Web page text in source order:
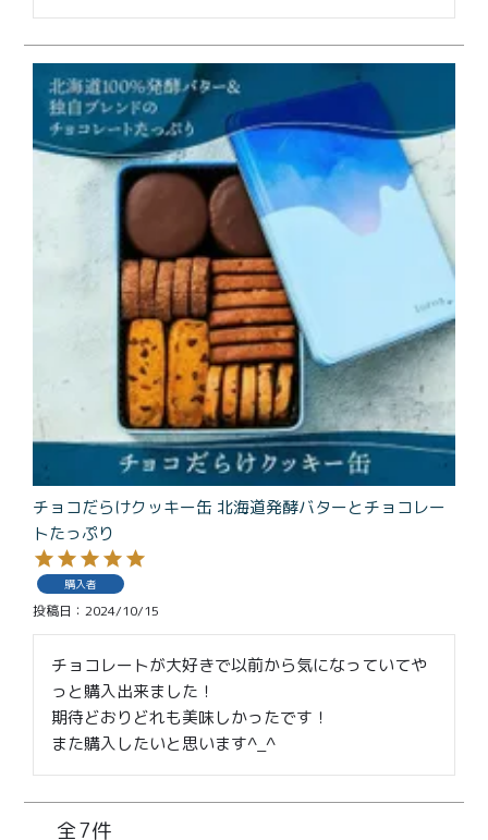
チョコだらけクッキー缶 北海道発酵バターとチョコレー
トたっぷり
購入者
投稿日 2024/10/15
チョコレートが大好きで以前から気になっていてや
っと購入出来ました！
期待どおりどれも美味しかったです！
また購入したいと思います^_^
7